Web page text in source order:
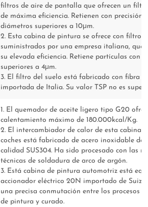
filtros de aire de pantalla que ofrecen un
de máxima eficiencia. Retienen con precisión
diámetros superiores a 10μm.
2. Esta cabina de pintura se ofrece con filtros
suministrados por una empresa italiana, que
su elevada eficiencia. Retiene partículas con
superiores a 4μm.
3. El filtro del suelo está fabricado con fibra
importada de Italia. Su valor TSP no es
1. El quemador de aceite ligero tipo G20
calentamiento máximo de 180.000kcal/Kg.
2. El intercambiador de calor de esta cabina
coches está fabricado de acero inoxidable de
calidad SUS304. Ha sido procesado con las
técnicas de soldadura de arco de argón.
3. Está cabina de pintura automotriz está
accionador eléctrico 20N importado de
una precisa conmutación entre los procesos
de pintura y curado.